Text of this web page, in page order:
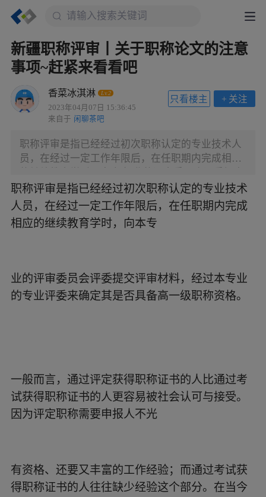
新疆职称评审丨关于职称论文的注意
事项~赶紧来看看吧
香菜冰淇淋 Lv.2
2023年04月07日 15:36:45
来自于 闲聊茶吧
+ 关注
只看楼主
职称评审是指已经经过初次职称认定的专业技术人
员，在经过一定工作年限后，在任职期内完成相应
评审材料，经过本专业的专业评委来确定其是否具
备高一级职称资格。 一般而言，通过评定获得职称
证书的人比通过考试获得职称证书的人更容易被社
会认可与接受。因为评定职称需要申报人不光 有资
能力重于学历，水平
职称评审是指已经经过初次职称认定的专业技术
人员，在经过一定工作年限后，在任职期内完成
相应的继续教育学时，向本专
业的评审委员会评委提交评审材料，经过本专业
的专业评委来确定其是否具备高一级职称资格。
一般而言，通过评定获得职称证书的人比通过考
试获得职称证书的人更容易被社会认可与接受。
因为评定职称需要申报人不光
有资格、还要又丰富的工作经验；而通过考试获
得职称证书的人往往缺少经验这个部分。在当今